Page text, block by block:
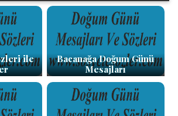
ile
Bacanağa Doğum Günü
Mesajları